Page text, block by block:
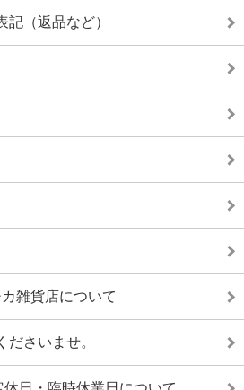
（返品など）
雑貨店について
ださいませ。